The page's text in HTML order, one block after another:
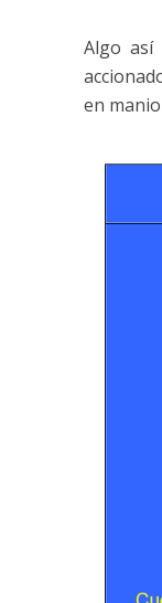
Algo
en